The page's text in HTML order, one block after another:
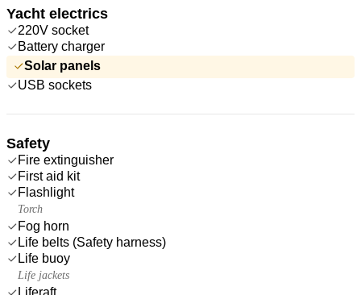
Yacht electrics
220V socket
Battery charger
Solar panels
USB sockets
Safety
Fire extinguisher
First aid kit
Flashlight
Torch
Fog horn
Life belts (Safety harness)
Life buoy
Life jackets
Liferaft